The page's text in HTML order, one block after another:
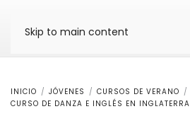
Skip to main content
INICIO JÓVENES CURSOS DE VERANO
CURSO DE DANZA E INGLÉS EN INGLATERRA